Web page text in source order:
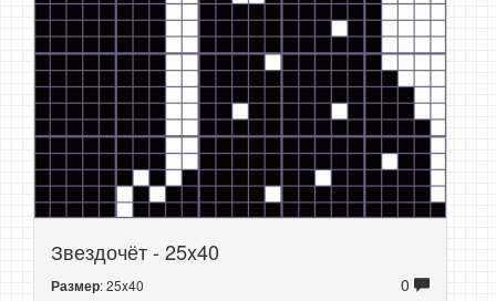
Звездочёт - 25x40
Размер: 25x40
0